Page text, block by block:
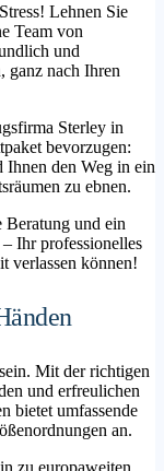
Lehnen Sie
Team von
und
ganz nach Ihren
Sterley in
bevorzugen:
Ihnen den Weg in ein
zu ebnen.
Beratung und ein
Ihr professionelles
verlassen können!
Mit der richtigen
und erfreulichen
bietet umfassende
an.
zu europaweiten